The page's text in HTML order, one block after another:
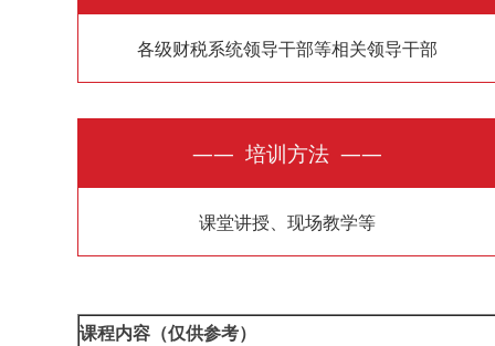
各级财税系统领导干部等相关领导干部
—— 培训方法 ——
课堂讲授、现场教学等
课程内容（仅供参考）